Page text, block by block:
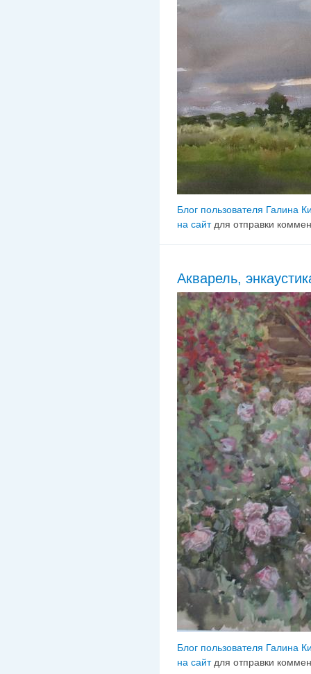
Блог пользователя Галина
на сайтдля отправки
Акварель,
Блог пользователя Галина
на сайтдля отправки